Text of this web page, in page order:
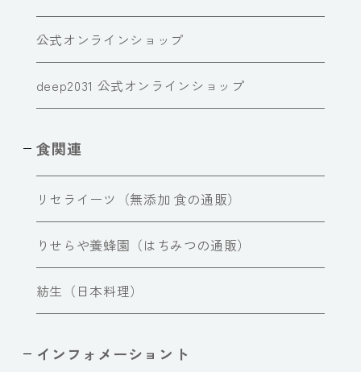
公式オンラインショップ
deep2031 公式オンラインショップ
食関連
リセライーツ（無添加 食の通販）
りせらや養蜂園（はちみつの通販）
紡生（日本料理）
インフォメーショント